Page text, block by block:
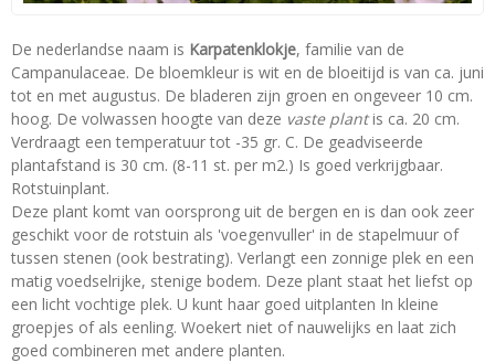
De nederlandse naam is Karpatenklokje, familie van de
Campanulaceae. De bloemkleur is wit en de bloeitijd is van ca. juni
tot en met augustus. De bladeren zijn groen en ongeveer 10 cm.
hoog. De volwassen hoogte van deze vaste plantis ca. 20 cm.
Verdraagt een temperatuur tot -35 gr. C. De geadviseerde
plantafstand is 30 cm. (8-11 st. per m2.) Is goed verkrijgbaar.
Rotstuinplant.
Deze plant komt van oorsprong uit de bergen en is dan ook zeer
geschikt voor de rotstuin als 'voegenvuller' in de stapelmuur of
tussen stenen (ook bestrating). Verlangt een zonnige plek en een
matig voedselrijke, stenige bodem. Deze plant staat het liefst op
een licht vochtige plek. U kunt haar goed uitplanten In kleine
groepjes of als eenling. Woekert niet of nauwelijks en laat zich
goed combineren met andere planten.